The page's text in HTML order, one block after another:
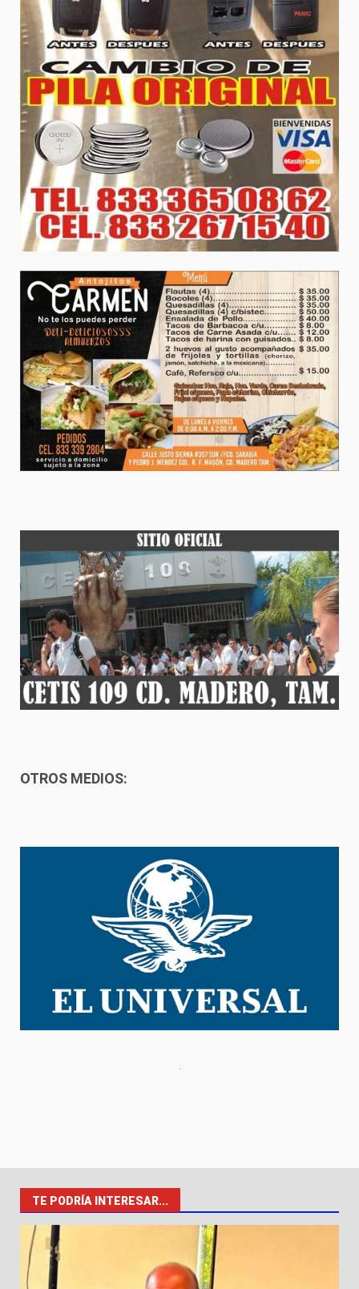
OTROS MEDIOS:
TE PODRÍA INTERESAR...